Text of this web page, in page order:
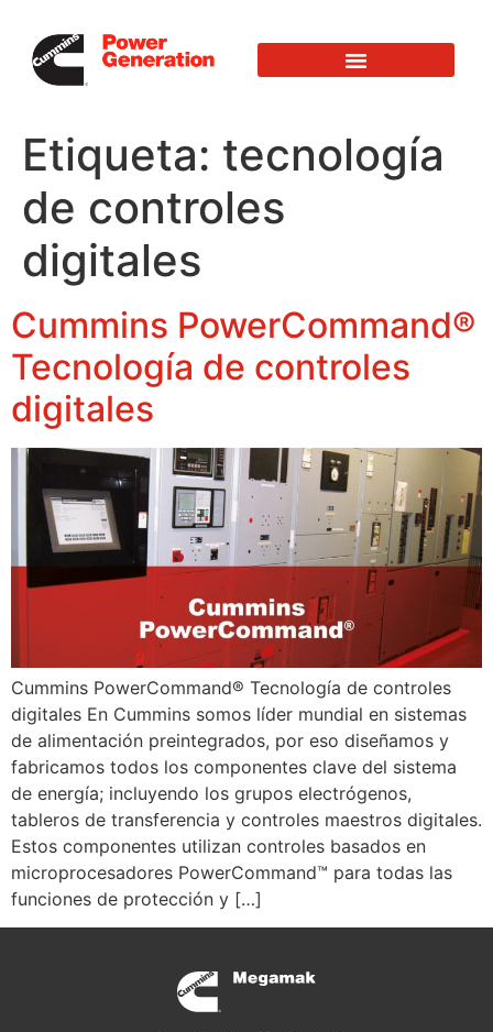
Etiqueta: tecnología
de controles
digitales
Cummins PowerCommand®
Tecnología de controles
digitales
Cummins PowerCommand® Tecnología de controles
digitales En Cummins somos líder mundial en sistemas
de alimentación preintegrados, por eso diseñamos y
fabricamos todos los componentes clave del sistema
de energía; incluyendo los grupos electrógenos,
tableros de transferencia y controles maestros digitales.
Estos componentes utilizan controles basados en
microprocesadores PowerCommand™ para todas las
funciones de protección y […]